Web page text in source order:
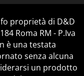
proprietà di D&D
Roma RM - P.Iva
è una testata
senza alcuna
un prodotto